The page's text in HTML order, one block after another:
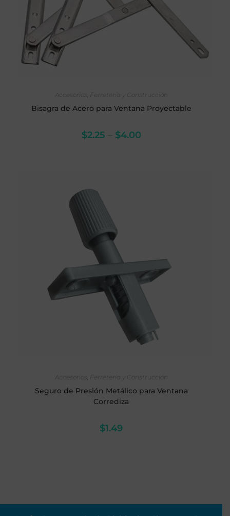
Accesorios
Ferretería y Construcción
Bisagra de Acero para Ventana Proyectable
$2.25 – $4.00
Accesorios
Ferretería y Construcción
Seguro de Presión Metálico para Ventana
Corrediza
$1.49